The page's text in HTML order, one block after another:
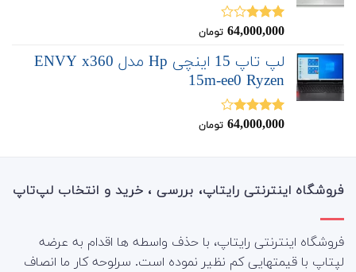
نمره
5
64,000,000 تومان
لپ تاپ 15 اینچی Hp مدل ENVY x360
15m-ee0 Ryzen
نمره
64,000,000 تومان
فروشگاه اینترنتی رایتاپ، بررسی ، خرید و انتخاب لپ‌تاپ
فروشگاه اینترنتی رایتاپ، با حذف واسطه ها اقدام به عرضه
لپتاپ با قیمتهایی کم نظیر نموده است. سرلوحه کار ما انصاف